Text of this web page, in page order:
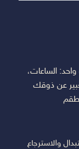
الساعات،
عن ذوقك
طقم
والاسترجاع